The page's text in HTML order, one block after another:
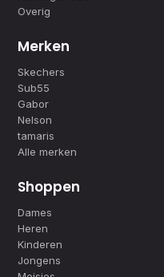
Overig
Merken
Skechers
Sub55
Gabor
Nelson
tamaris
Alle merken
Shoppen
Dames
Heren
Kinderen
Jongens